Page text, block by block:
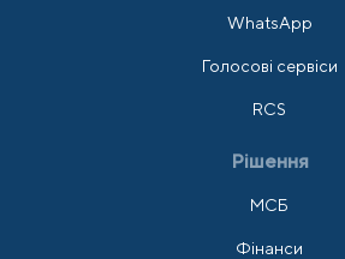
WhatsApp
Голосові сервіси
RCS
Рішення
МСБ
Фінанси